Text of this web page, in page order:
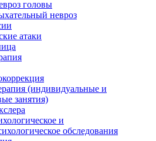
головы
невроз
атаки
(индивидуальные и
занятия)
и
обследования